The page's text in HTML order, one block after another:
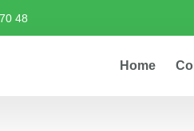
48
Home